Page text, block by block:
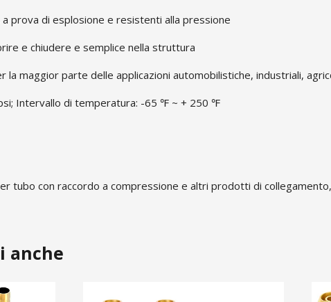
prova di esplosione e resistenti alla pressione
e chiudere e semplice nella struttura
la maggior parte delle applicazioni automobilistiche, industriali,
Intervallo di temperatura: -65 ℉ ~ + 250 ℉
tubo con raccordo a compressione e altri prodotti di
anche